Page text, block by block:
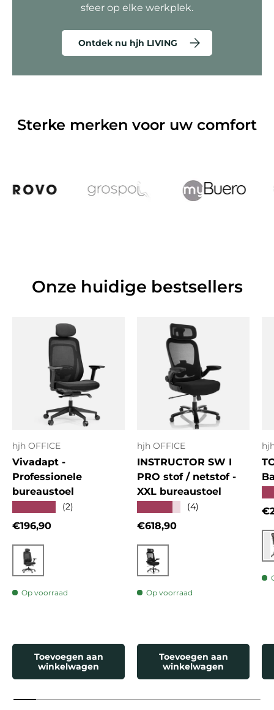
sfeer op elke werkplek.
Ontdek nu hjh LIVING
Sterke merken voor uw comfort
Onze huidige bestsellers
hjh OFFICE
Vivadapt -
Professionele
bureaustoel
(2)
Reguliere prijs
€196,90
Zwart
Op voorraad
Toevoegen aan
winkelwagen
hjh OFFICE
INSTRUCTOR SW I
PRO stof / netstof -
XXL bureaustoel
(4)
Reguliere prijs
€618,90
Zwart
Op voorraad
Toevoegen aan
winkelwagen